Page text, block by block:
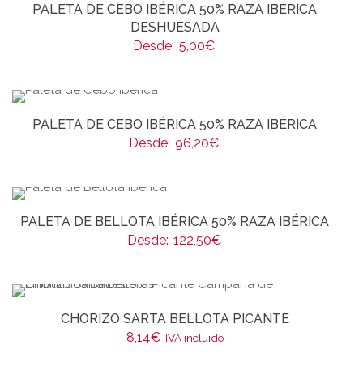
PALETA DE CEBO IBÉRICA 50% RAZA IBÉRICA
DESHUESADA
Desde: 5,00€
PALETA DE CEBO IBÉRICA 50% RAZA IBÉRICA
Desde: 96,20€
PALETA DE BELLOTA IBÉRICA 50% RAZA IBÉRICA
Desde: 122,50€
CHORIZO SARTA BELLOTA PICANTE
8,14€ IVA incluido